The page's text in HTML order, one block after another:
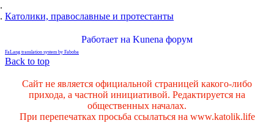
Католики, православные и протестанты
Работает на Kunena форум
FaLang translation system by Faboba
Back to top
Сайт не является официальной страницей какого-либо
прихода, а частной инициативой. Редактируется на
общественных началах.
При перепечатках просьба ссылаться на www.katolik.life